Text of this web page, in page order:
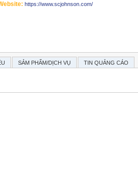
https://www.scjohnson.com/
SẢM PHẨM/DỊCH VỤ TIN QUẢNG CÁO